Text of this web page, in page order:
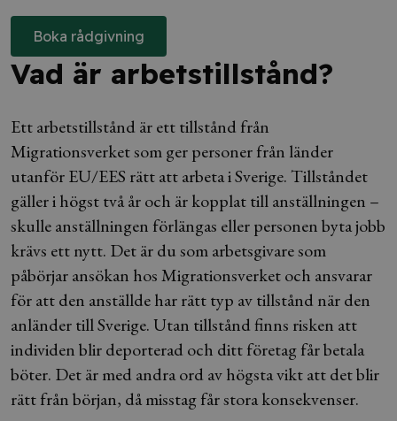
Boka rådgivning
Vad är arbetstillstånd?
Ett arbetstillstånd är ett tillstånd från
Migrationsverket som ger personer från länder
utanför EU/EES rätt att arbeta i Sverige. Tillståndet
gäller i högst två år och är kopplat till anställningen –
skulle anställningen förlängas eller personen byta jobb
krävs ett nytt. Det är du som arbetsgivare som
påbörjar ansökan hos Migrationsverket och ansvarar
för att den anställde har rätt typ av tillstånd när den
anländer till Sverige. Utan tillstånd finns risken att
individen blir deporterad och ditt företag får betala
böter. Det är med andra ord av högsta vikt att det blir
rätt från början, då misstag får stora konsekvenser.